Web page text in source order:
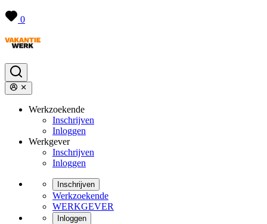
0
Werkzoekende
Inschrijven
Inloggen
Werkgever
Inschrijven
Inloggen
Inschrijven
Werkzoekende
WERKGEVER
Inloggen